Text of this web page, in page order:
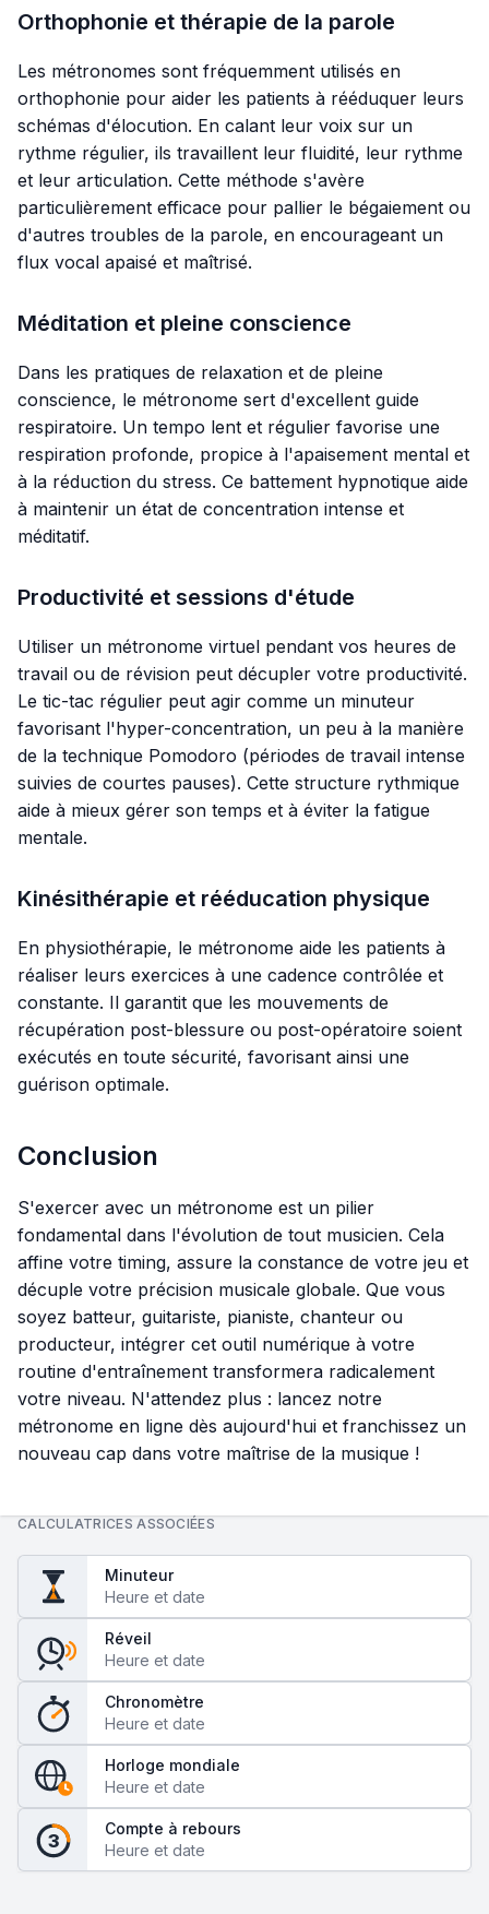
Orthophonie et thérapie de la parole
Les métronomes sont fréquemment utilisés en
orthophonie pour aider les patients à rééduquer leurs
schémas d'élocution. En calant leur voix sur un
rythme régulier, ils travaillent leur fluidité, leur rythme
et leur articulation. Cette méthode s'avère
particulièrement efficace pour pallier le bégaiement ou
d'autres troubles de la parole, en encourageant un
flux vocal apaisé et maîtrisé.
Méditation et pleine conscience
Dans les pratiques de relaxation et de pleine
conscience, le métronome sert d'excellent guide
respiratoire. Un tempo lent et régulier favorise une
respiration profonde, propice à l'apaisement mental et
à la réduction du stress. Ce battement hypnotique aide
à maintenir un état de concentration intense et
méditatif.
Productivité et sessions d'étude
Utiliser un métronome virtuel pendant vos heures de
travail ou de révision peut décupler votre productivité.
Le tic-tac régulier peut agir comme un minuteur
favorisant l'hyper-concentration, un peu à la manière
de la technique Pomodoro (périodes de travail intense
suivies de courtes pauses). Cette structure rythmique
aide à mieux gérer son temps et à éviter la fatigue
mentale.
Kinésithérapie et rééducation physique
En physiothérapie, le métronome aide les patients à
réaliser leurs exercices à une cadence contrôlée et
constante. Il garantit que les mouvements de
récupération post-blessure ou post-opératoire soient
exécutés en toute sécurité, favorisant ainsi une
guérison optimale.
Conclusion
S'exercer avec un métronome est un pilier
fondamental dans l'évolution de tout musicien. Cela
affine votre timing, assure la constance de votre jeu et
décuple votre précision musicale globale. Que vous
soyez batteur, guitariste, pianiste, chanteur ou
producteur, intégrer cet outil numérique à votre
routine d'entraînement transformera radicalement
votre niveau. N'attendez plus : lancez notre
métronome en ligne dès aujourd'hui et franchissez un
nouveau cap dans votre maîtrise de la musique !
CALCULATRICES ASSOCIÉES
Minuteur
Heure et date
Réveil
Heure et date
Chronomètre
Heure et date
Horloge mondiale
Heure et date
3
Compte à rebours
Heure et date